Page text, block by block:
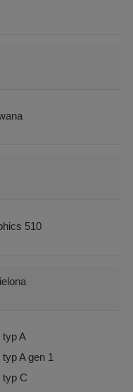
510
typ A
A gen 1
typ C